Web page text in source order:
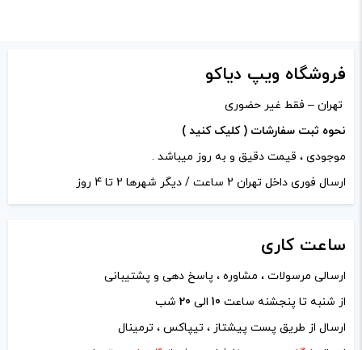
افزودن به سبد خریدفروشگاه ویپ دیاکو
تهران – فقط غیر حضوری
نحوه ثبت سفارشات ( کلیک کنید )
موجودی ، قیمت دقیق و به روز میباشد .
ارسال فوری داخل تهران 2 ساعت / دیگر شهرها 2 تا 4 روز
ساعت کاری
ارسالی مرسولات ، مشاوره ، پاسخ دهی و پشتیبانی
از شنبه تا پنجشنه ساعت 10 الی 20 شب
ارسال از طریق پست پیشتاز ، تیپاکس ، ترمینال